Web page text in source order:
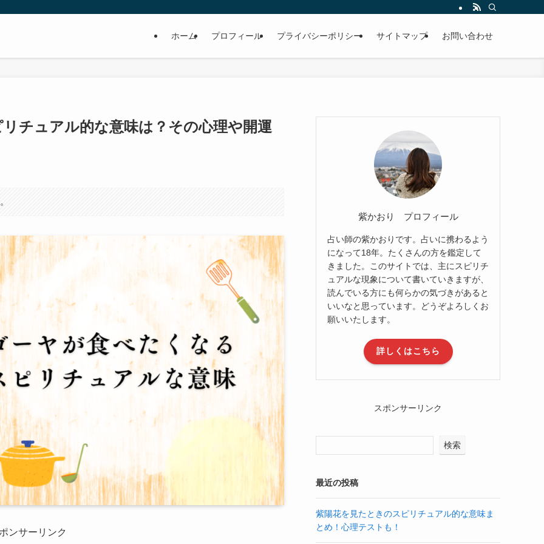
ホーム プロフィール プライバシーポリシー サイトマップ お問い合わせ
チュアル的な意味は？その心理や開運
ンサーリンク
紫かおり プロフィール
占い師の紫かおりです。占いに携わるよう
になって18年。たくさんの方を鑑定して
きました。このサイトでは、主にスピリチ
ュアルな現象について書いていきますが、
読んでいる方にも何らかの気づきがあると
いいなと思っています。どうぞよろしくお
願いいたします。
詳しくはこちら
スポンサーリンク
検索
最近の投稿
紫陽花を見たときのスピリチュアル的な意味ま
とめ！心理テストも！